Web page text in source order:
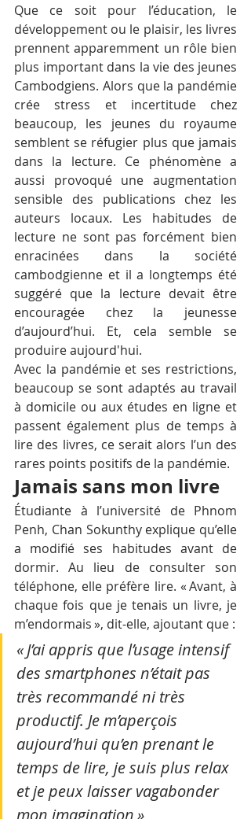
Que ce soit pour l’éducation, le
développement ou le plaisir, les livres
prennent apparemment un rôle bien
plus important dans la vie des jeunes
Cambodgiens. Alors que la pandémie
crée stress et incertitude chez
beaucoup, les jeunes du royaume
semblent se réfugier plus que jamais
dans la lecture. Ce phénomène a
aussi provoqué une augmentation
sensible des publications chez les
auteurs locaux. Les habitudes de
lecture ne sont pas forcément bien
enracinées dans la société
cambodgienne et il a longtemps été
suggéré que la lecture devait être
encouragée chez la jeunesse
d’aujourd’hui. Et, cela semble se
produire aujourd'hui.
Avec la pandémie et ses restrictions,
beaucoup se sont adaptés au travail
à domicile ou aux études en ligne et
passent également plus de temps à
lire des livres, ce serait alors l’un des
rares points positifs de la pandémie.
Jamais sans mon livre
Étudiante à l’université de Phnom
Penh, Chan Sokunthy explique qu’elle
a modifié ses habitudes avant de
dormir. Au lieu de consulter son
téléphone, elle préfère lire. « Avant, à
chaque fois que je tenais un livre, je
« J’ai appris que l’usage intensif
des smartphones n’était pas
très recommandé ni très
productif. Je m’aperçois
aujourd’hui qu’en prenant le
temps de lire, je suis plus relax
et je peux laisser vagabonder
mon imagination »